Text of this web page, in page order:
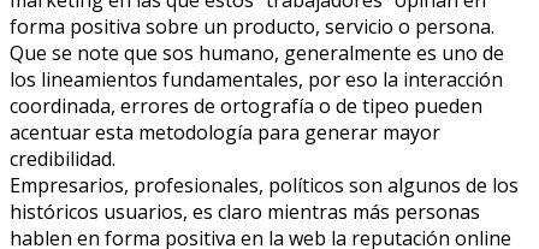
forma positiva sobre un producto, servicio o persona.
Que se note que sos humano, generalmente es uno de
los lineamientos fundamentales, por eso la interacción
coordinada, errores de ortografía o de tipeo pueden
acentuar esta metodología para generar mayor
credibilidad.
Empresarios, profesionales, políticos son algunos de los
históricos usuarios, es claro mientras más personas
hablen en forma positiva en la web la reputación online